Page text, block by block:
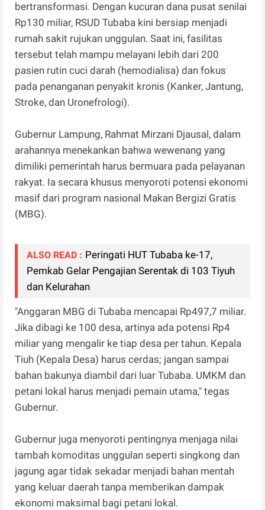
bertransformasi. Dengan kucuran dana pusat senilai
Rp130 miliar, RSUD Tubaba kini bersiap menjadi
rumah sakit rujukan unggulan. Saat ini, fasilitas
tersebut telah mampu melayani lebih dari 200
pasien rutin cuci darah (hemodialisa) dan fokus
pada penanganan penyakit kronis (Kanker, Jantung,
Stroke, dan Uronefrologi).
Gubernur Lampung, Rahmat Mirzani Djausal, dalam
arahannya menekankan bahwa wewenang yang
dimiliki pemerintah harus bermuara pada pelayanan
rakyat. Ia secara khusus menyoroti potensi ekonomi
masif dari program nasional Makan Bergizi Gratis
(MBG).
ALSO READ : Peringati HUT Tubaba ke-17,
Pemkab Gelar Pengajian Serentak di 103 Tiyuh
dan Kelurahan
"Anggaran MBG di Tubaba mencapai Rp497,7 miliar.
Jika dibagi ke 100 desa, artinya ada potensi Rp4
miliar yang mengalir ke tiap desa per tahun. Kepala
Tiuh (Kepala Desa) harus cerdas; jangan sampai
bahan bakunya diambil dari luar Tubaba. UMKM dan
petani lokal harus menjadi pemain utama," tegas
Gubernur.
Gubernur juga menyoroti pentingnya menjaga nilai
tambah komoditas unggulan seperti singkong dan
jagung agar tidak sekadar menjadi bahan mentah
yang keluar daerah tanpa memberikan dampak
ekonomi maksimal bagi petani lokal.